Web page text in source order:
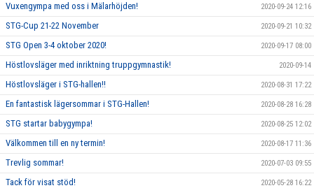
Vuxengympa med oss i Mälarhöjden! 2020-09-24 12:16
STG-Cup 21-22 November 2020-09-21 10:32
STG Open 3-4 oktober 2020! 2020-09-17 08:00
Höstlovsläger med inriktning truppgymnastik! 2020-09-14
Höstlovsläger i STG-hallen!! 2020-08-31 17:22
En fantastisk lägersommar i STG-Hallen! 2020-08-28 16:28
STG startar babygympa! 2020-08-25 12:02
Välkommen till en ny termin! 2020-08-17 11:36
Trevlig sommar! 2020-07-03 09:55
Tack för visat stöd! 2020-05-28 16:22